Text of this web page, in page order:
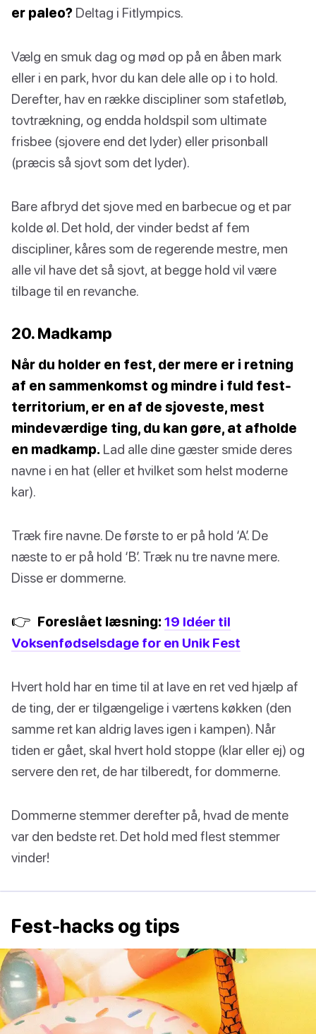
er paleo? Deltag i Fitlympics.
Vælg en smuk dag og mød op på en åben mark
eller i en park, hvor du kan dele alle op i to hold.
Derefter, hav en række discipliner som stafetløb,
tovtrækning, og endda holdspil som ultimate
frisbee (sjovere end det lyder) eller prisonball
(præcis så sjovt som det lyder).
Bare afbryd det sjove med en barbecue og et par
kolde øl. Det hold, der vinder bedst af fem
discipliner, kåres som de regerende mestre, men
alle vil have det så sjovt, at begge hold vil være
tilbage til en revanche.
20. Madkamp
Når du holder en fest, der mere er i retning
af en sammenkomst og mindre i fuld fest-
territorium, er en af de sjoveste, mest
mindeværdige ting, du kan gøre, at afholde
en madkamp. Lad alle dine gæster smide deres
navne i en hat (eller et hvilket som helst moderne
kar).
Træk fire navne. De første to er på hold ‘A’. De
næste to er på hold ‘B’. Træk nu tre navne mere.
Disse er dommerne.
👉 Foreslået læsning: 19 Idéer til
Voksenfødselsdage for en Unik Fest
Hvert hold har en time til at lave en ret ved hjælp af
de ting, der er tilgængelige i værtens køkken (den
samme ret kan aldrig laves igen i kampen). Når
tiden er gået, skal hvert hold stoppe (klar eller ej) og
servere den ret, de har tilberedt, for dommerne.
Dommerne stemmer derefter på, hvad de mente
var den bedste ret. Det hold med flest stemmer
vinder!
Fest-hacks og tips